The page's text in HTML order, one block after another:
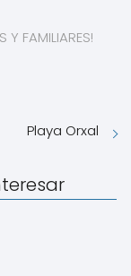
Y FAMILIARES!
Playa Orxal